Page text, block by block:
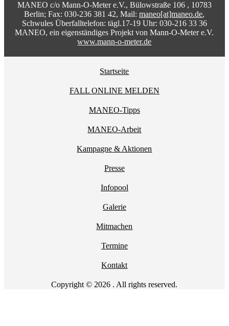
MANEO c/o Mann-O-Meter e.V., Bülowstraße 106 , 10783
Berlin; Fax: 030-236 381 42, Mail:maneo[at]maneo.de,
Schwules Überfalltelefon: tägl.17-19 Uhr: 030-216 33 36
MANEO, ein eigenständiges Projekt von Mann-O-Meter e.V.
www.mann-o-meter.de
Startseite
FALL ONLINE MELDEN
MANEO-Tipps
MANEO-Arbeit
Kampagne & Aktionen
Presse
Infopool
Galerie
Mitmachen
Termine
Kontakt
Copyright © 2026 . All rights reserved.